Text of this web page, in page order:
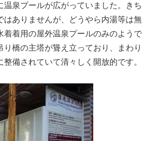
温泉プールが広がっていました。きち
はありませんが、どうやら内湯等は無
着着用の屋外温泉プールのみのようで
り橋の主塔が聳え立っており、まわり
備されていて清々しく開放的です。